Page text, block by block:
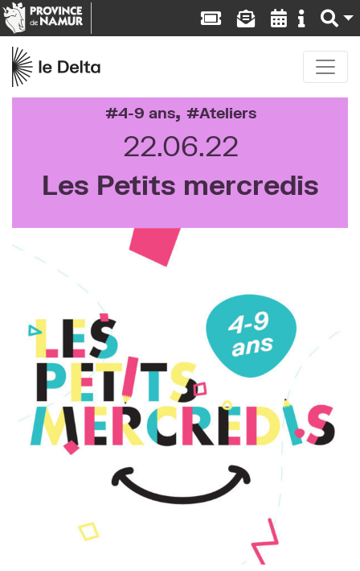
4-9 ans, Ateliers
22.06.22
Les Petits mercredis